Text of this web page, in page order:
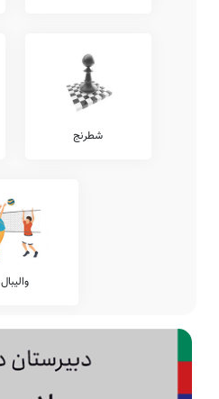
شطرنج
والیبال